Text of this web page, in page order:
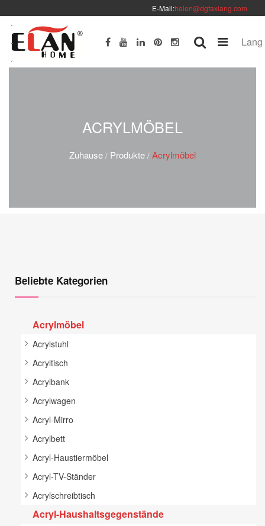
E-Mail:helen@dgfaxiang.com
Lang
ACRYLMÖBEL
Zuhause / Produkte / Acrylmöbel
Beliebte Kategorien
Acrylmöbel
Acrylstuhl
Acryltisch
Acrylbank
Acrylwagen
Acryl-Mirro
Acrylbett
Acryl-Haustiermöbel
Acryl-TV-Ständer
Acrylschreibtisch
Acryl-Haushaltsgegenstände